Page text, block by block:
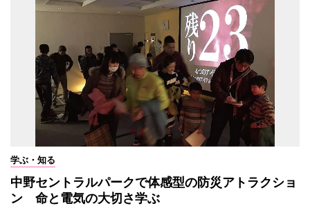
学ぶ・知る
中野セントラルパークで体感型の防災アトラクショ
ン 命と電気の大切さ学ぶ